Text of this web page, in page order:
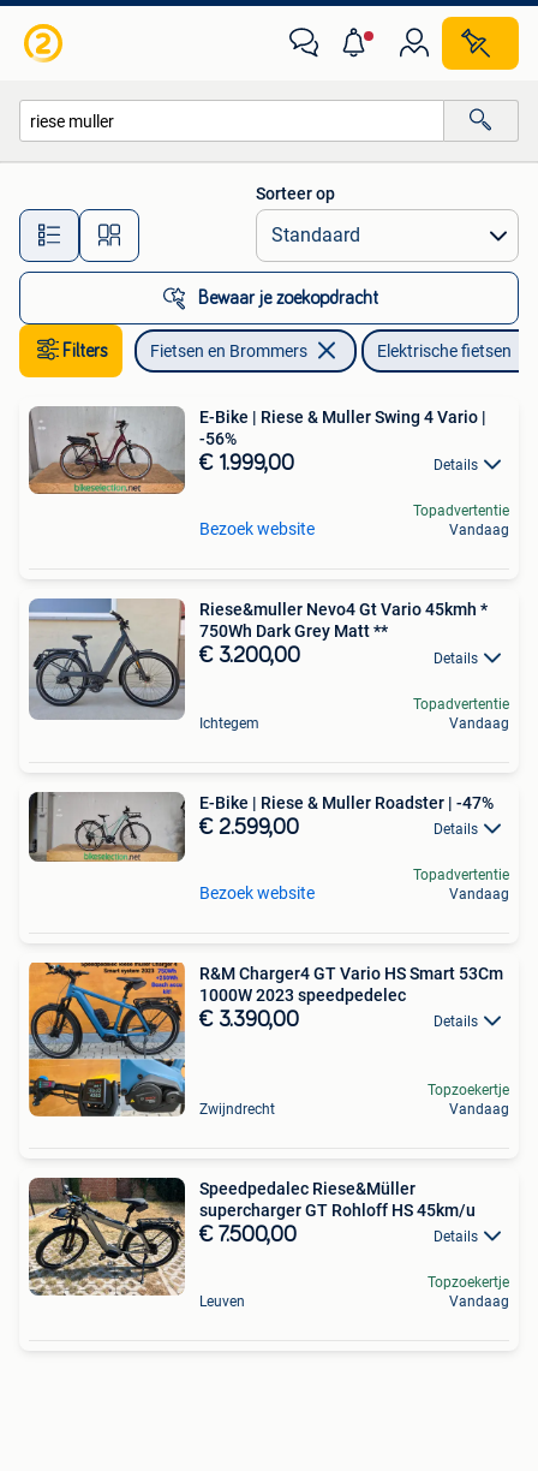
Alle afstanden…
Sorteer op
Bewaar je zoekopdracht
Filters Fietsen en Brommers Elektrische fietsen
E-Bike | Riese & Muller Swing 4 Vario |
-56%
€ 1.999,00 Details
Bezoek website
Topadvertentie
Vandaag
Riese&muller Nevo4 Gt Vario 45kmh *
750Wh Dark Grey Matt **
€ 3.200,00 Details
Ichtegem
Topadvertentie
Vandaag
E-Bike | Riese & Muller Roadster | -47%
€ 2.599,00 Details
Bezoek website
Topadvertentie
Vandaag
R&M Charger4 GT Vario HS Smart 53Cm
1000W 2023 speedpedelec
€ 3.390,00 Details
Zwijndrecht
Topzoekertje
Vandaag
Speedpedalec Riese&Müller
supercharger GT Rohloff HS 45km/u
€ 7.500,00 Details
Leuven
Topzoekertje
Vandaag